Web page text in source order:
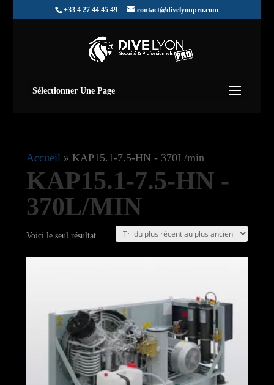
+33 4 27 44 45 49 contact@divelyonpro.com
Sélectionner Une Page
Accueil» KAP15.1-7.5-HN - 370L/min
KAP15.1-7.5-HN -
370L/MIN
Voici le seul résultat